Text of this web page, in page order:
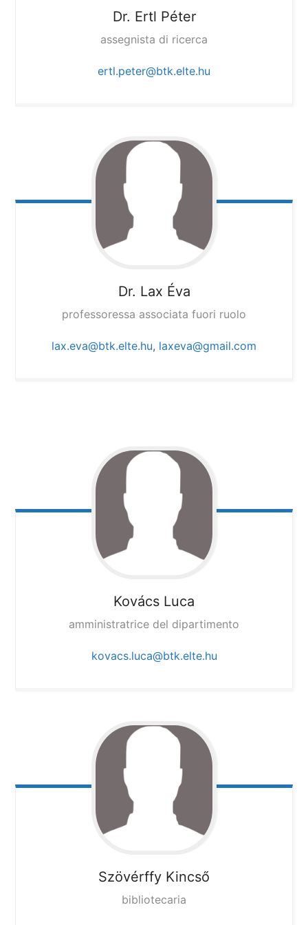
Dr. Ertl Péter
assegnista di ricerca
ertl.peter@btk.elte.hu
Dr. Lax Éva
professoressa associata fuori ruolo
lax.eva@btk.elte.hu, laxeva@gmail.com
Kovács Luca
amministratrice del dipartimento
kovacs.luca@btk.elte.hu
Szövérffy Kincső
bibliotecaria